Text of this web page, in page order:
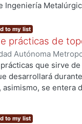
Ingeniería
to my list
prácticas de
Autónoma
Ingeniería,
Alfredo
que sirve
desarrollará
se entera
to my list